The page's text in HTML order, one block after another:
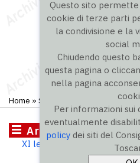
Questo sito
cookie di terze parti
la condivisione e la
social
Chiudendo questo
questa pagina o
nella pagina
Per informazioni sui
eventualmente
policy dei siti del
Home » Storico XI legislatura»
Archivio storico
XI legislatura
Consiglieri